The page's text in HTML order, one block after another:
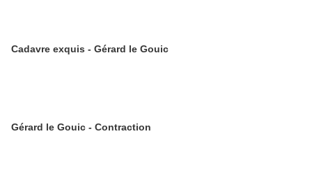
Cadavre exquis - Gérard le Gouic
Gérard le Gouic - Contraction